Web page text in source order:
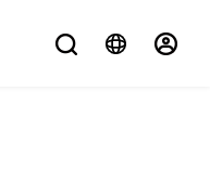
您在找什么？